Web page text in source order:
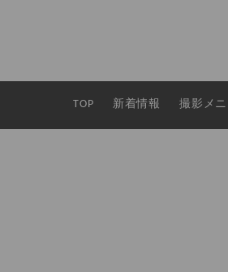
TOP 新着情報 撮影メ